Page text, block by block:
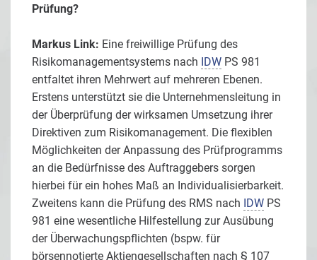
Prüfung?
Markus Link: Eine freiwillige Prüfung des
Risikomanagementsystems nach IDW PS 981
entfaltet ihren Mehrwert auf mehreren Ebenen.
Erstens unterstützt sie die Unternehmensleitung in
der Überprüfung der wirksamen Umsetzung ihrer
Direktiven zum Risikomanagement. Die flexiblen
Möglichkeiten der Anpassung des Prüfprogramms
an die Bedürfnisse des Auftraggebers sorgen
hierbei für ein hohes Maß an Individualisierbarkeit.
Zweitens kann die Prüfung des RMS nach IDW PS
981 eine wesentliche Hilfestellung zur Ausübung
der Überwachungspflichten (bspw. für
börsennotierte Aktiengesellschaften nach § 107